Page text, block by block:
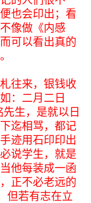
也会印出；看
像做《内感
可以看出真的
往来，银钱收
：二月二日
生，是就以日
迄相骂，都记
迹用石印印出
说学生，就是
他每装成一函
正不必老远的
但若有志在立